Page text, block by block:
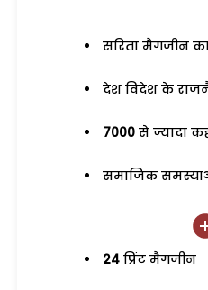
सरिता मैगजीन
देश विदेश के
7000 से ज्यादा
समाजिक
24 प्रिंट मैगजीन